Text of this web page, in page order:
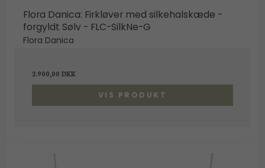
Flora Danica: Firkløver med silkehalskæde -
forgyldt Sølv - FLC-SilkNe-G
Flora Danica
2.900,00 DKK
VIS PRODUKT